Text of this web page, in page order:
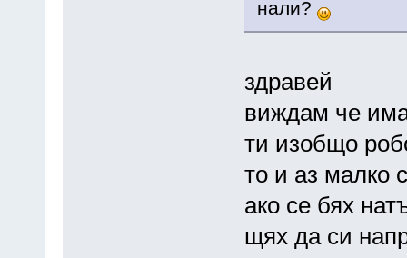
нали?
здравей
виждам че
ти изобщо
то и аз малко
ако се бях
щях да си